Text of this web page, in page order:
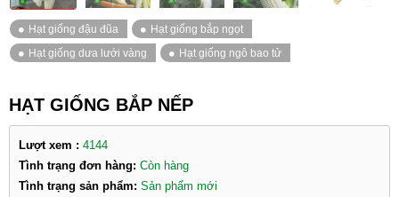
HẠT GIỐNG BẮP NẾP
Lượt xem : 4144
Tình trạng đơn hàng: Còn hàng
Tình trạng sản phẩm: Sản phẩm mới